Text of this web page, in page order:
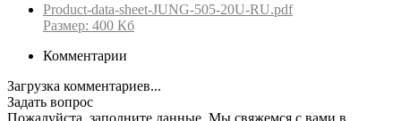
Product-data-sheet-JUNG-505-20U-RU.pdf
Размер: 400 Кб
Комментарии
Загрузка комментариев...
Задать вопрос
Пожалуйста, заполните данные. Мы свяжемся с вами в